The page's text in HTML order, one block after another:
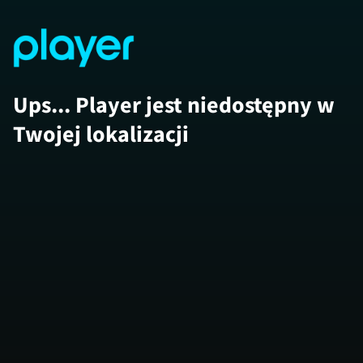
Ups... Player jest niedostępny w
Twojej lokalizacji